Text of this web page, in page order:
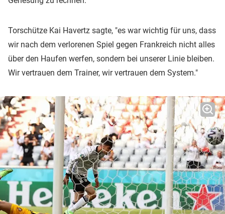
Torschütze Kai Havertz sagte, "es war wichtig für uns, dass
wir nach dem verlorenen Spiel gegen Frankreich nicht alles
über den Haufen werfen, sondern bei unserer Linie bleiben.
Wir vertrauen dem Trainer, wir vertrauen dem System."